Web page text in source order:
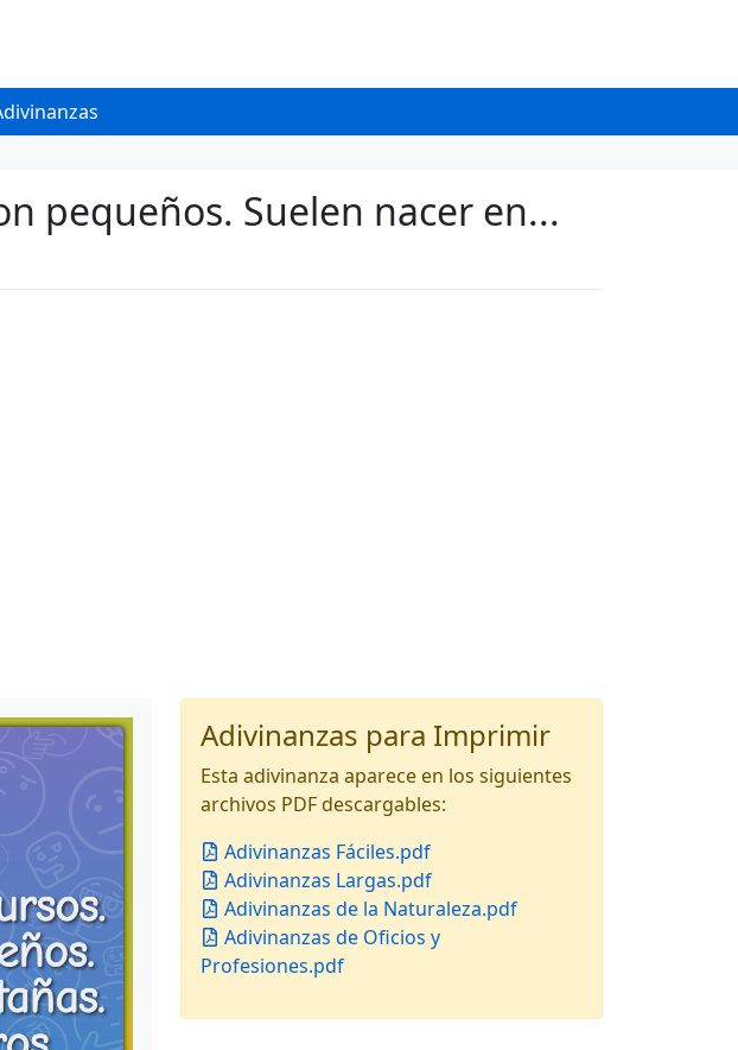
pequeños. Suelen nacer en...
Adivinanzas para Imprimir
Esta adivinanza aparece en los siguientes
archivos PDF descargables:
Adivinanzas Fáciles.pdf
Adivinanzas Largas.pdf
Adivinanzas de la Naturaleza.pdf
Adivinanzas de Oficios y
Profesiones.pdf